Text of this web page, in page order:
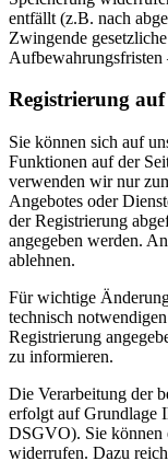
entfällt (z.B. nach
Zwingende
Aufbewahrungsfristen
Registrierung auf
Sie können sich auf
Funktionen auf der
verwenden wir nur
Angebotes oder
der Registrierung
angegeben werden.
ablehnen.
Für wichtige
technisch
Registrierung
zu informieren.
Die Verarbeitung der
erfolgt auf Grundlage
DSGVO). Sie können
widerrufen. Dazu